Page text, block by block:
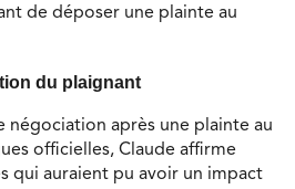
de déposer une plainte au
du plaignant
négociation après une plainte au
officielles, Claude affirme
qui auraient pu avoir un impact